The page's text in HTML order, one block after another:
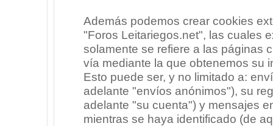
Además podemos crear cookies
"Foros Leitariegos.net", las cuales
solamente se refiere a las páginas
vía mediante la que obtenemos su
Esto puede ser, y no limitado a:
adelante "envíos anónimos"), su
adelante "su cuenta") y mensajes
mientras se haya identificado (de